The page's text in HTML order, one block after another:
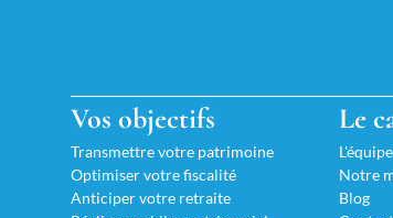
Vos objectifs
Transmettre votre patrimoine
Optimiser votre fiscalité
Anticiper votre retraite
Le
L'équipe
Notre
Blog